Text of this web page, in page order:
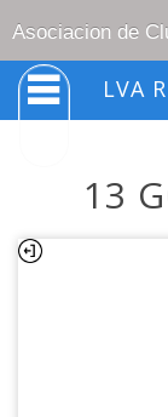
Asociacion de
LVA
13